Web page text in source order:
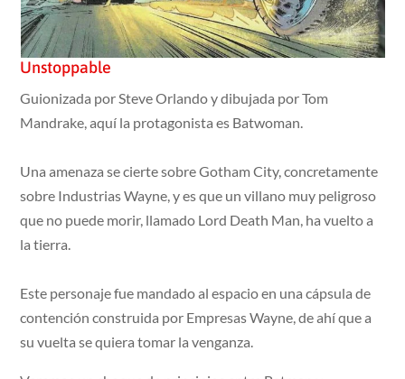
Unstoppable
Guionizada por Steve Orlando y dibujada por Tom
Mandrake, aquí la protagonista es Batwoman.
Una amenaza se cierte sobre Gotham City, concretamente
sobre Industrias Wayne, y es que un villano muy peligroso
que no puede morir, llamado Lord Death Man, ha vuelto a
la tierra.
Este personaje fue mandado al espacio en una cápsula de
contención construida por Empresas Wayne, de ahí que a
su vuelta se quiera tomar la venganza.